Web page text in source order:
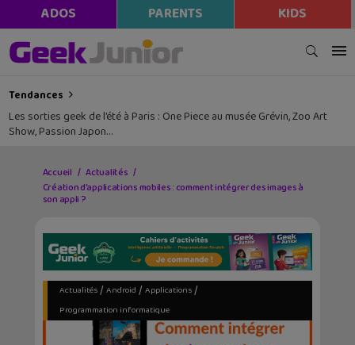
ADOS PARENTS KIDS
Tendances
Les sorties geek de l’été à Paris : One Piece au musée Grévin, Zoo Art
Show, Passion Japon…
Accueil
Actualités
Création d’applications mobiles : comment intégrer des images à
son appli ?
Actualités/ Android / Applications/
Programmation informatique